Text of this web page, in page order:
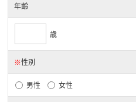
年齢
歳
※性別
男性 女性